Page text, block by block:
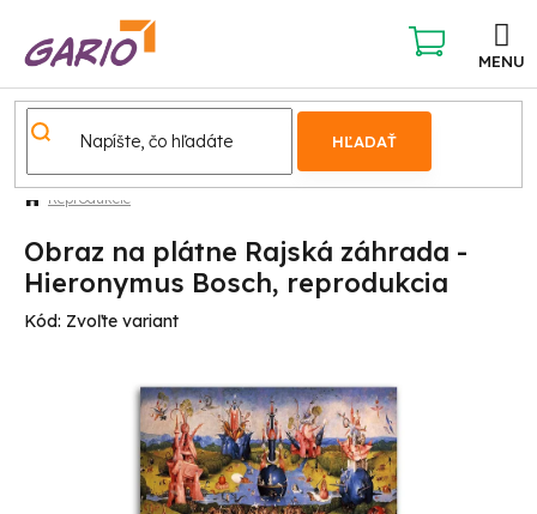
obsah
HĽADAŤ
NÁKUPNÝ
KOŠÍK
Reprodukcie
Obraz na plátne Rajská záhrada -
Hieronymus Bosch, reprodukcia
Kód: Zvoľte variant